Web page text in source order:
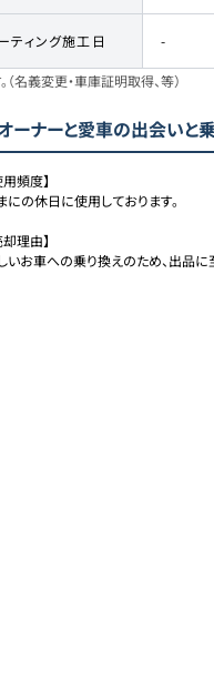
ティング施工日 -
義変更・車庫証明取得、等）
ーナーと愛車の出会いと
用頻度】
にの休日に使用しております。
却理由】
いお車への乗り換えのため、出品に